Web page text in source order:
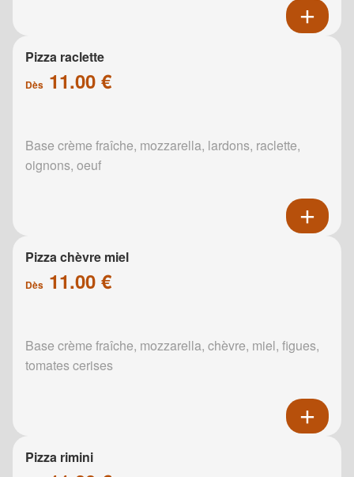
Pizza raclette
Dès 11.00 €
Base crème fraîche, mozzarella, lardons, raclette,
oignons, oeuf
Pizza chèvre miel
Dès 11.00 €
Base crème fraîche, mozzarella, chèvre, miel, figues,
tomates cerises
Pizza rimini